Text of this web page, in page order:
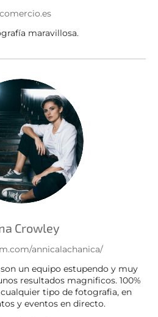
maravillosa.
Crowley
annicalachanica/
un equipo estupendo y muy
resultados magnificos. 100%
tipo de fotografia, en
y eventos en directo.